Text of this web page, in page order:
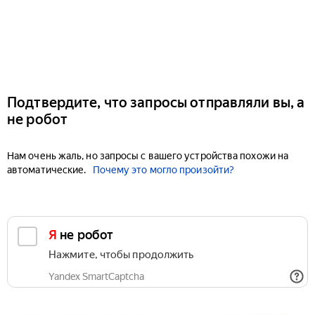
Подтвердите, что запросы отправляли вы, а
не робот
Нам очень жаль, но запросы с вашего устройства похожи на
автоматические.
Почему это могло произойти?
Я не робот
Нажмите, чтобы продолжить
Yandex SmartCaptcha